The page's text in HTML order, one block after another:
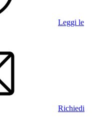
Leggi le
Richiedi